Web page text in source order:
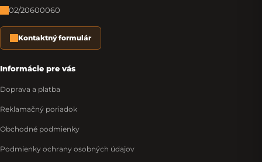
02/20600060
Kontaktný formulár
Informácie pre vás
Doprava a platba
Reklamačný poriadok
Obchodné podmienky
Podmienky ochrany osobných údajov